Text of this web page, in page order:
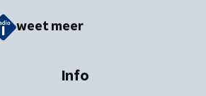
weet meer
Info